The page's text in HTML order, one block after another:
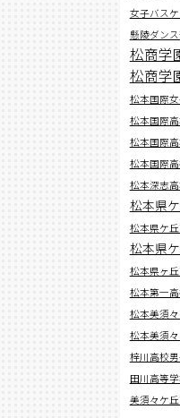
女子バス
懸陵ダン
松商学
松商学
松本国際
松本国際
松本国際
松本国際
松本深志
松本県
松本県ケ
松本県
松本県ヶ
松本第一
松本美須
松本美須
梓川高校
田川高等
美須々ケ